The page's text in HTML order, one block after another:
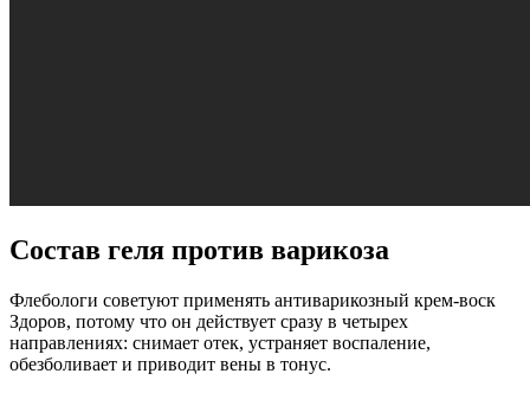
Состав геля против варикоза
Флебологи советуют применять антиварикозный крем-воск
Здоров, потому что он действует сразу в четырех
направлениях: снимает отек, устраняет воспаление,
обезболивает и приводит вены в тонус.